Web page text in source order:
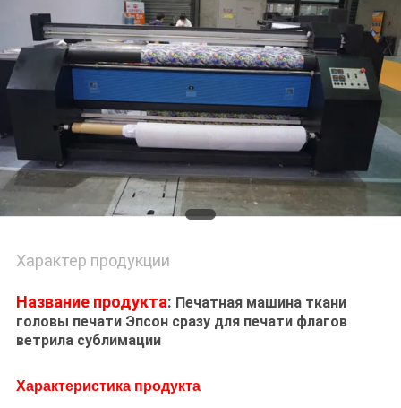
КАРТА
САЙТА
ПОЛИТИКА
КОНФИДЕНЦИАЛЬНОСТИ
Характер продукции
Название продукта: Печатная машина ткани
головы печати Эпсон сразу для печати флагов
ветрила сублимации
Характеристика продукта